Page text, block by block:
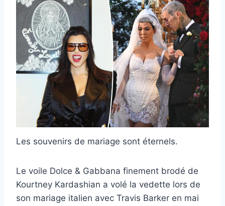
Les souvenirs de mariage sont éternels.
Le voile Dolce & Gabbana finement brodé de
Kourtney Kardashian a volé la vedette lors de
son mariage italien avec Travis Barker en mai